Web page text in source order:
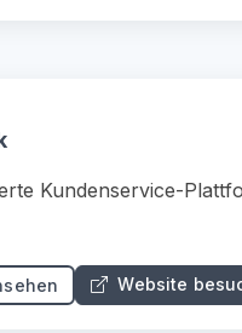
Kundenservice-
Website